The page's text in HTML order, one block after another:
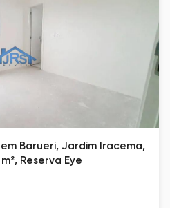
Barueri, Jardim Iracema,
Reserva Eye